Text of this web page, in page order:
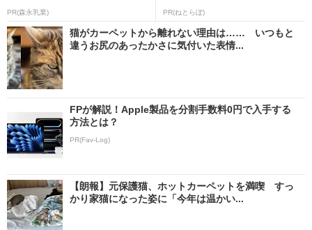
PR(森永乳業) PR(ねとらぼ)
猫がカーペットから離れない理由は…… いつもと
違うお尻のあったかさに気付いた表情...
FPが解説！Apple製品を分割手数料0円で入手する
方法とは？
PR(Fav-Log)
【朗報】元保護猫、ホットカーペットを満喫 すっ
かり家猫になった姿に「今年は温かい...